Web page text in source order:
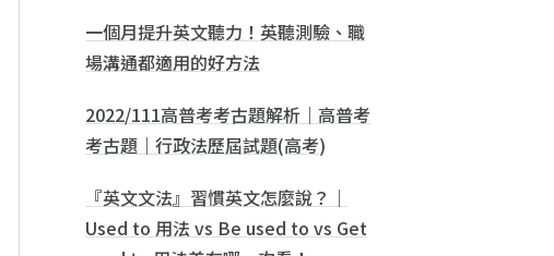
一個月提升英文聽力！英聽測驗、職
場溝通都適用的好方法
2022/111高普考考古題解析｜高普考
考古題｜行政法歷屆試題(高考)
『英文文法』習慣英文怎麼說？｜
Used to 用法 vs Be used to vs Get